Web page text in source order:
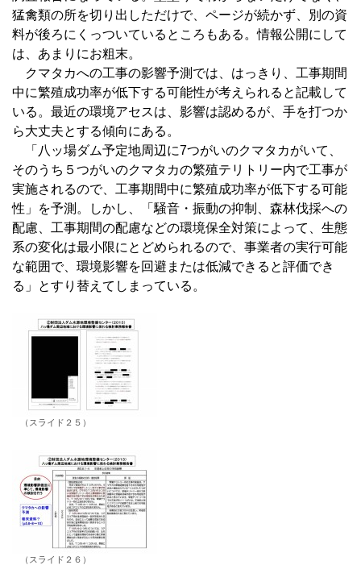
猛禽類の所を切り出しただけで、ページが続かず、別の資
料が後ろにくっついているところもある。情報公開にして
は、あまりにお粗末。
クマタカへの工事の影響予測では、はっきり、工事期間
中に繁殖成功率が低下する可能性が考えられると記載して
いる。最近の環境アセスは、影響は認めるが、手を打つか
ら大丈夫とする傾向にある。
「八ッ場ダム予定地周辺に7つがいのクマタカがいて、
そのうち５つがいのクマタカの繁殖テリトリー内で工事が
実施されるので、工事期間中に繁殖成功率が低下する可能
性」を予測。しかし、「騒音・振動の抑制、森林伐採への
配慮、工事期間の配慮などの環境保全対策によって、生態
系の変化は最小限にとどめられるので、事業者の実行可能
な範囲で、環境影響を回避または低減できると評価でき
る」とすり替えてしまっている。
（スライド２５）
（スライド２６）